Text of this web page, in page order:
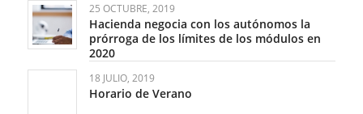
25 OCTUBRE, 2019
Hacienda negocia con los autónomos la
prórroga de los límites de los módulos en
2020
18 JULIO, 2019
Horario de Verano